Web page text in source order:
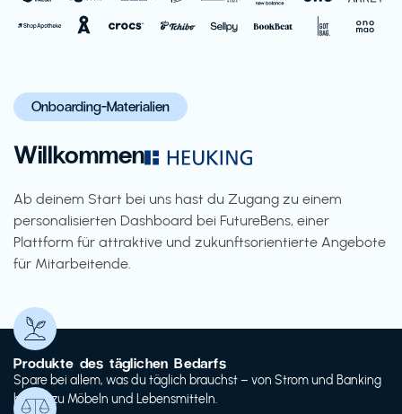
Onboarding-Materialien
Willkommen
Ab deinem Start bei uns hast du Zugang zu einem
personalisierten Dashboard bei FutureBens, einer
Plattform für attraktive und zukunftsorientierte Angebote
für Mitarbeitende.
Produkte des täglichen Bedarfs
Spare bei allem, was du täglich brauchst – von Strom und Banking
bis hin zu Möbeln und Lebensmitteln.